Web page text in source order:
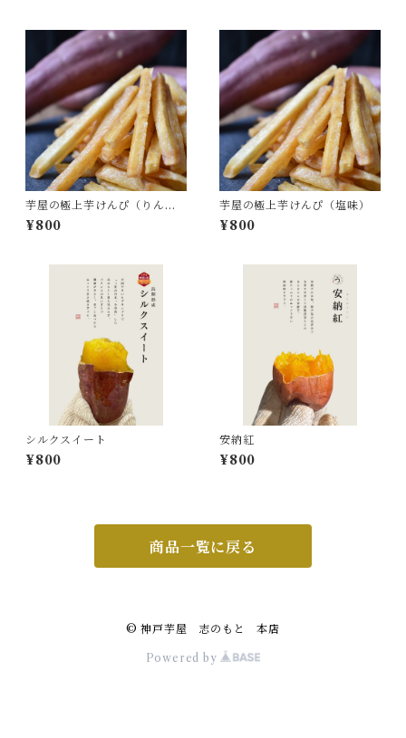
芋屋の極上芋けんぴ（りんご
味）
¥800
芋屋の極上芋けんぴ（塩味）
¥800
シルクスイート
¥800
安納紅
¥800
商品一覧に戻る
© 神戸芋屋 志のもと 本店
Powered by